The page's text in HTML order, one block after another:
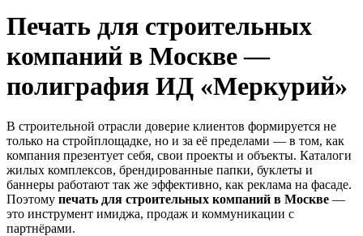
Печать для строительных
компаний в Москве —
полиграфия ИД «Меркурий»
В строительной отрасли доверие клиентов формируется не
только на стройплощадке, но и за её пределами — в том, как
компания презентует себя, свои проекты и объекты. Каталоги
жилых комплексов, брендированные папки, буклеты и
баннеры работают так же эффективно, как реклама на фасаде.
Поэтому печать для строительных компаний в Москве —
это инструмент имиджа, продаж и коммуникации с
партнёрами.